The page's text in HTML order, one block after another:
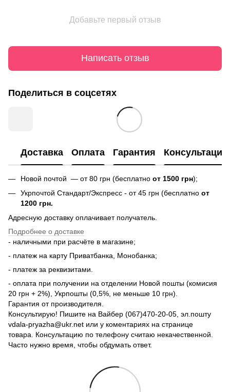
Добавьте первый отзыв
Написать отзыв
Поделиться в соцсетях
Доставка Оплата Гарантия Консультация
Новой почтой — от 80 грн (бесплатно от 1500 грн);
Укрпочтой Стандарт/Экспресс - от 45 грн (бесплатно от
1200 грн.
Адресную доставку оплачивает получатель.
Подробнее о доставке
- наличными при расчёте в магазине;
- платеж на карту Приватбанка, Монобанка;
- платеж за реквизитами.
- оплата при получении на отделении Новой пошты (комисия
20 грн + 2%), Укрпошты (0,5%, не меньше 10 грн).
Гарантия от производителя.
Консультирую! Пишите на Вайбер (067)470-20-05, эл.пошту
vdala-pryazha@ukr.net или у коментариях на странице
товара. Консультацию по телефону считаю некачественной.
Часто нужно время, чтобы обдумать ответ.